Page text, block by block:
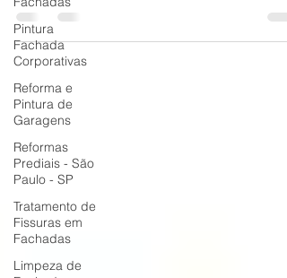
Pintura
Fachada
Corporativas
Reforma e
Pintura de
Garagens
Reformas
Prediais - São
Paulo - SP
Tratamento de
Fissuras em
Fachadas
Limpeza de
de prédios. Duram muito tempo, facilitam a
limpeza,...